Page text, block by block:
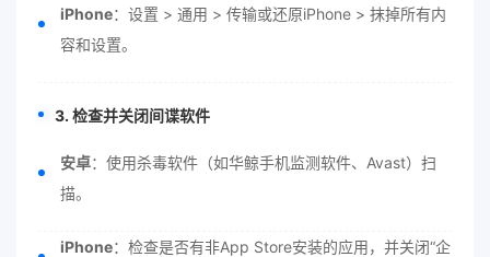
iPhone：设置 > 通用 > 传输或还原iPhone > 抹掉所有内
容和设置。
3. 检查并关闭间谍软件
安卓：使用杀毒软件（如华鲸手机监测软件、Avast）扫
描。
iPhone：检查是否有非App Store安装的应用，并关闭“企